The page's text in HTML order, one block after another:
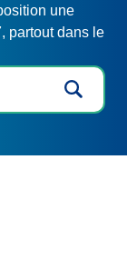
une
partout dans le